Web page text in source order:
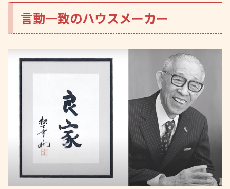
言動一致のハウスメーカー